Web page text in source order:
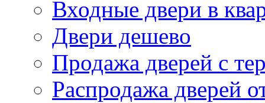
Входные двери в
Двери дешево
Продажа дверей с
Распродажа дверей